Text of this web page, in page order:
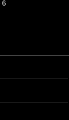
6